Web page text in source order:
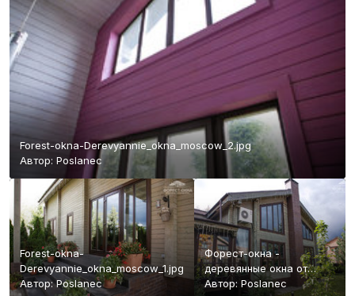
Forest-okna-Derevyannie_okna_moscow_2.jpg
Автор: Poslanec
Forest-okna-
Derevyannie_okna_moscow_1.jpg
Автор:Poslanec
Форест-окна -
деревянные окна от
производителя.
Автор: Poslanec